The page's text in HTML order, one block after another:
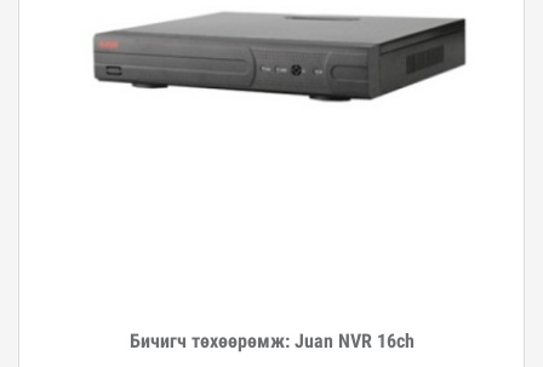
Дэлгэрэнгүй
Бичигч төхөөрөмж: Juan NVR 16ch